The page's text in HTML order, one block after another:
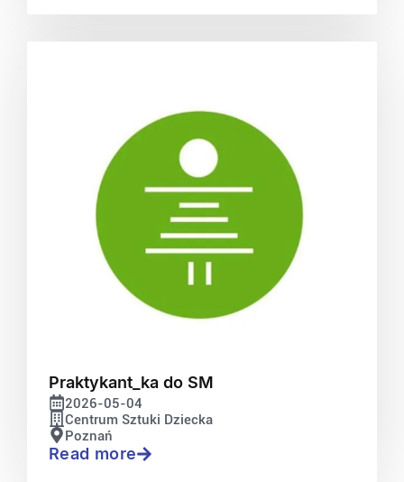
Praktykant_ka do SM
2026-05-04
Centrum Sztuki Dziecka
Poznań
Read more